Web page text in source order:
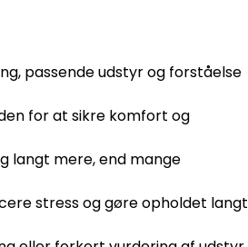
passende udstyr og forståelse
for at sikre komfort og
langt mere, end mange
stress og gøre opholdet langt